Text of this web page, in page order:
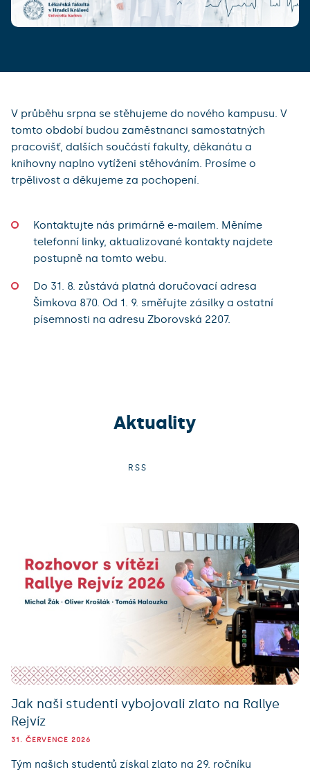
V průběhu srpna se stěhujeme do nového kampusu. V
tomto období budou zaměstnanci samostatných
pracovišť, dalších součástí fakulty, děkanátu a
knihovny naplno vytíženi stěhováním. Prosíme o
trpělivost a děkujeme za pochopení.
Kontaktujte nás primárně e-mailem. Měníme
telefonní linky, aktualizované kontakty najdete
postupně na tomto webu.
Do 31. 8. zůstává platná doručovací adresa
Šimkova 870. Od 1. 9. směřujte zásilky a ostatní
písemnosti na adresu Zborovská 2207.
Aktuality
RSS
Jak naši studenti vybojovali zlato na Rallye
Rejvíz
31. ČERVENCE 2026
Tým našich studentů získal zlato na 29. ročníku